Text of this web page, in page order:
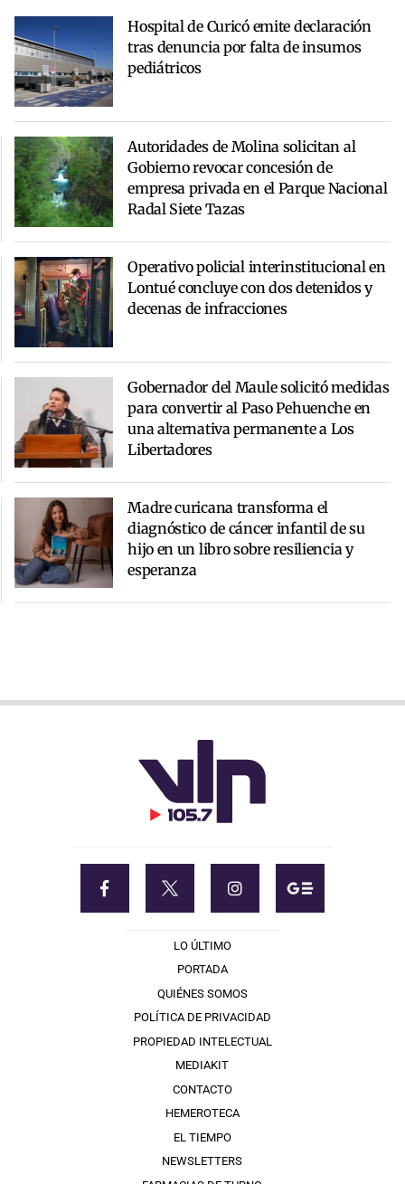
Hospital de Curicó emite declaración
tras denuncia por falta de insumos
pediátricos
Autoridades de Molina solicitan al
Gobierno revocar concesión de
empresa privada en el Parque Nacional
Radal Siete Tazas
Operativo policial interinstitucional en
Lontué concluye con dos detenidos y
decenas de infracciones
Gobernador del Maule solicitó medidas
para convertir al Paso Pehuenche en
una alternativa permanente a Los
Libertadores
Madre curicana transforma el
diagnóstico de cáncer infantil de su
hijo en un libro sobre resiliencia y
esperanza
LO ÚLTIMO
PORTADA
QUIÉNES SOMOS
POLÍTICA DE PRIVACIDAD
PROPIEDAD INTELECTUAL
MEDIAKIT
CONTACTO
HEMEROTECA
EL TIEMPO
NEWSLETTERS